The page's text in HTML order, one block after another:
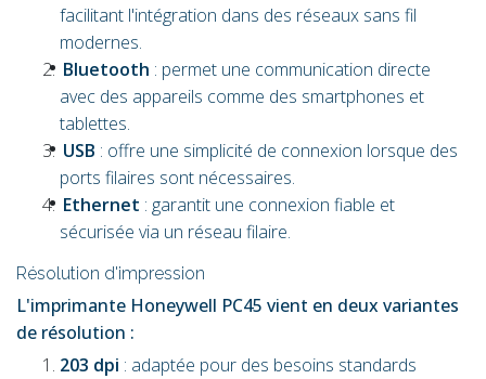
facilitant l'intégration dans des réseaux sans fil
modernes.
Bluetooth : permet une communication directe
avec des appareils comme des smartphones et
tablettes.
USB : offre une simplicité de connexion lorsque des
ports filaires sont nécessaires.
Ethernet : garantit une connexion fiable et
sécurisée via un réseau filaire.
Résolution d'impression
L'imprimante Honeywell PC45 vient en deux variantes
de résolution :
203 dpi : adaptée pour des besoins standards